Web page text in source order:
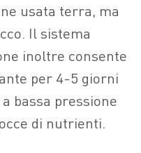
usata terra, ma
Il sistema
inoltre consente
per 4-5 giorni
bassa pressione
di nutrienti.